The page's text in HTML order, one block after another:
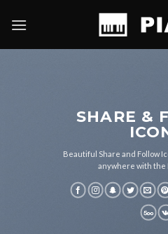
SHARE &
Beautiful Share and Follow
anywhere with the